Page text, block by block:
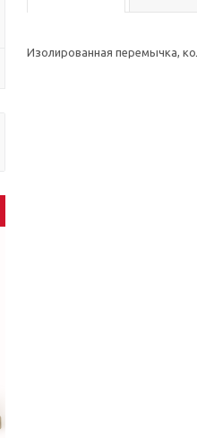
Изолированная перемычка,